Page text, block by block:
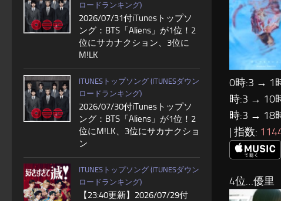
0時:3 → 1
時:3 → 10
時:3 → 18
| 指数:
4位…優里
ロードランキング)
2026/07/31付iTunesトップソ
ング：BTS「Aliens」が1位！2
位にサカナクション、3位に
M!LK
ITUNESトップソング (ITUNESダウン
ロードランキング)
2026/07/30付iTunesトップソ
ング：BTS「Aliens」が1位！2
位にM!LK、3位にサカナクショ
ン
ITUNESトップソング (ITUNESダウン
ロードランキング)
【23:40更新】2026/07/29付